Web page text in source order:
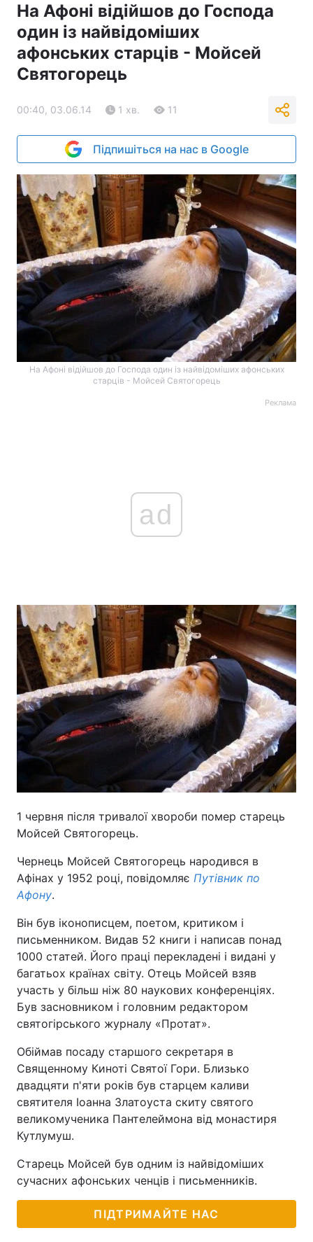
На Афоні відійшов до Господа
один із найвідоміших
афонських старців - Мойсей
Святогорець
00:40, 03.06.14 1 хв. 11
Підпишіться на нас в Google
На Афоні відійшов до Господа один із найвідоміших афонських
старців - Мойсей Святогорець
Реклама
ad
1 червня після тривалої хвороби помер старець
Мойсей Святогорець.
Чернець Мойсей Святогорець народився в
Афінах у 1952 році, повідомляє Путівник по
Афону.
Він був іконописцем, поетом, критиком і
письменником. Видав 52 книги і написав понад
1000 статей. Його праці перекладені і видані у
багатьох країнах світу. Отець Мойсей взяв
участь у більш ніж 80 наукових конференціях.
Був засновником і головним редактором
святогірського журналу «Протат».
Обіймав посаду старшого секретаря в
Священному Киноті Святої Гори. Близько
двадцяти п'яти років був старцем каливи
святителя Іоанна Златоуста скиту святого
великомученика Пантелеймона від монастиря
Кутлумуш.
Старець Мойсей був одним із найвідоміших
сучасних афонських ченців і письменників.
ПІДТРИМАЙТЕ НАС